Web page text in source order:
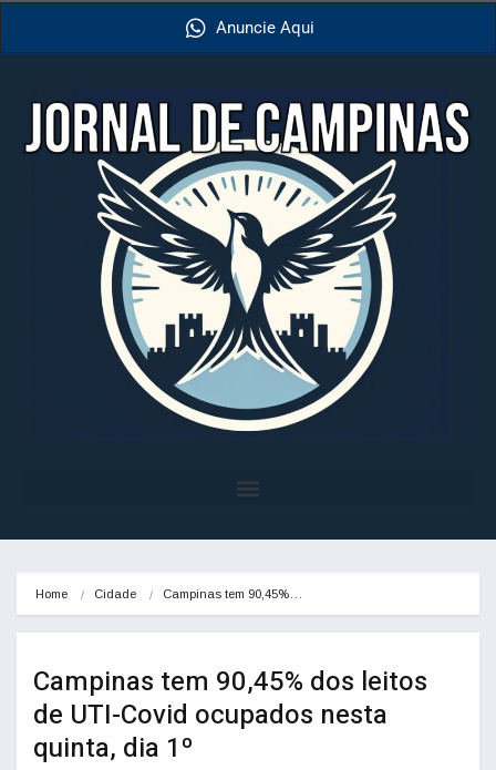
Anuncie Aqui
Home Cidade Campinas tem 90,45%…
Campinas tem 90,45% dos leitos
de UTI-Covid ocupados nesta
quinta, dia 1º